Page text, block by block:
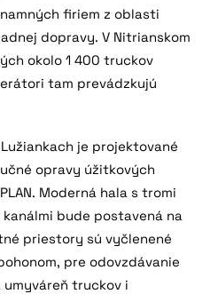
firiem z oblasti
dopravy. V Nitrianskom
okolo 1 400 truckov
tam prevádzkujú
je projektované
opravy úžitkových
Moderná hala s tromi
bude postavená na
priestory sú vyčlenené
pre odovzdávanie
truckov i